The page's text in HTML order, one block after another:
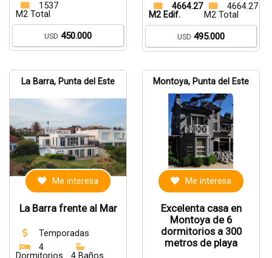
1537
M2 Total
USD 450.000
4664.27
M2 Edif.
4664.27
M2 Total
USD 495.000
La Barra, Punta del Este
Me interesa
La Barra frente al Mar
Temporadas
4
Dormitorios
4 Baños
Montoya, Punta del Este
Me interesa
Excelenta casa en
Montoya de 6
dormitorios a 300
metros de playa